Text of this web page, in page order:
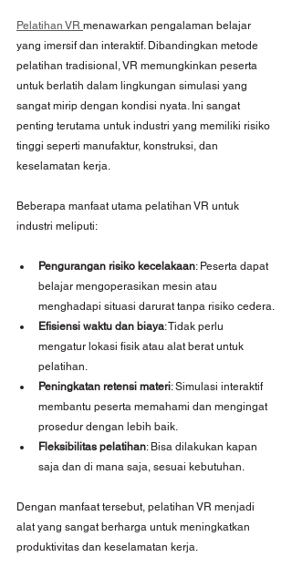
Pelatihan VR menawarkan pengalaman belajar
yang imersif dan interaktif. Dibandingkan metode
pelatihan tradisional, VR memungkinkan peserta
untuk berlatih dalam lingkungan simulasi yang
sangat mirip dengan kondisi nyata. Ini sangat
penting terutama untuk industri yang memiliki risiko
tinggi seperti manufaktur, konstruksi, dan
keselamatan kerja.
Beberapa manfaat utama pelatihan VR untuk
industri meliputi:
Pengurangan risiko kecelakaan: Peserta dapat
belajar mengoperasikan mesin atau
menghadapi situasi darurat tanpa risiko cedera.
Efisiensi waktu dan biaya: Tidak perlu
mengatur lokasi fisik atau alat berat untuk
pelatihan.
Peningkatan retensi materi: Simulasi interaktif
membantu peserta memahami dan mengingat
prosedur dengan lebih baik.
Fleksibilitas pelatihan: Bisa dilakukan kapan
saja dan di mana saja, sesuai kebutuhan.
Dengan manfaat tersebut, pelatihan VR menjadi
alat yang sangat berharga untuk meningkatkan
produktivitas dan keselamatan kerja.